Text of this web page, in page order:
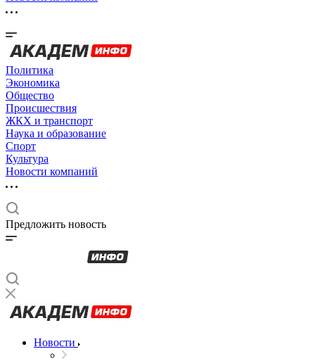
Политика
Экономика
Общество
Происшествия
ЖКХ и транспорт
Наука и образование
Спорт
Культура
Новости компаний
Предложить новость
Новости